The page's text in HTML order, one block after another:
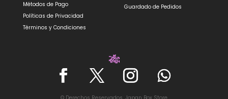
Métodos de Pago
Políticas de Privacidad
Términos y Condiciones
Guardado de Pedidos